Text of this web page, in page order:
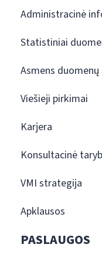
Administracinė
Statistiniai
Asmens duomenų
Viešieji pirkimai
Karjera
Konsultacinė
VMI strategija
Apklausos
PASLAUGOS